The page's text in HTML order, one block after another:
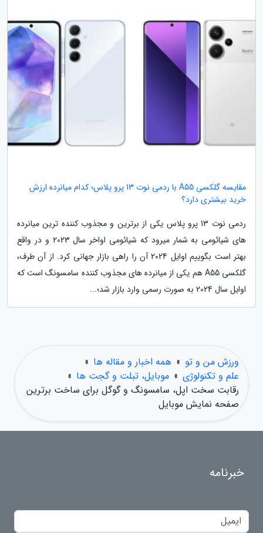
مقایسه گلکسی A55 با ردمی نوت 13 پرو پلاس؛ کدام میانرده ارزش
خرید بیشتری دارد؟
ردمی نوت 13 پرو پلاس یکی از برترین و مجذوب کننده ترین میانرده
های شیائومی به شمار میرود که شیائومی اواخر سال 2023 و در واقع
بهتر است بگوییم اوایل 2024 آن را راهی بازار جهانی کرد. از آن طرف،
گلکسی A55 هم یکی از میانرده های مجذوب کننده سامسونگ است که
اوایل سال 2024 به صورت رسمی وارد بازار شد؛...
ورزش من و تو » همه اخبار و مقاله ها »
علم و تکنولوژی » موبایل، تبلت و گجت ها »
رقابت سخت اپل، سامسونگ و گوگل برای ساخت برترین
صفحه نمایش موبایل
خبرنامه